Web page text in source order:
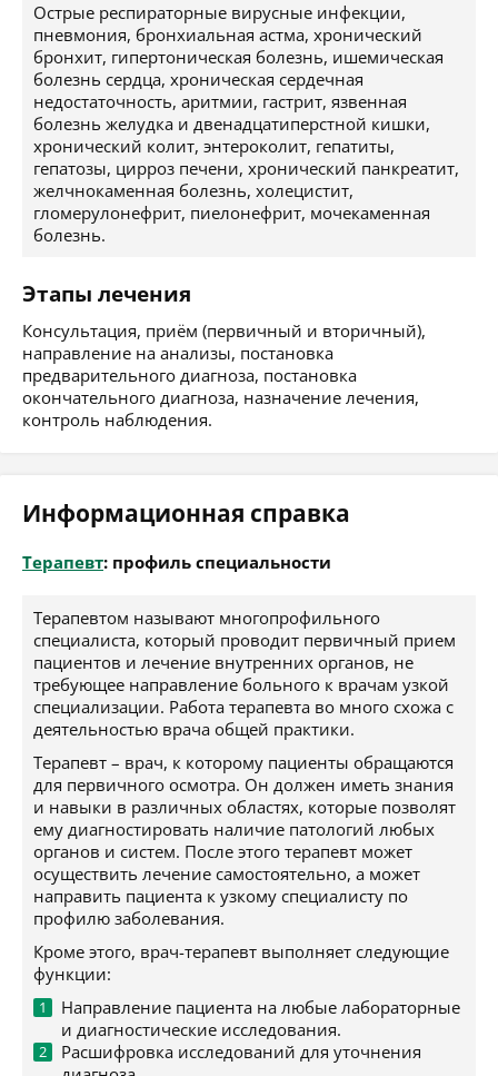
Острые респираторные вирусные инфекции,
пневмония, бронхиальная астма, хронический
бронхит, гипертоническая болезнь, ишемическая
болезнь сердца, хроническая сердечная
недостаточность, аритмии, гастрит, язвенная
болезнь желудка и двенадцатиперстной кишки,
хронический колит, энтероколит, гепатиты,
гепатозы, цирроз печени, хронический панкреатит,
желчнокаменная болезнь, холецистит,
гломерулонефрит, пиелонефрит, мочекаменная
болезнь.
Этапы лечения
Консультация, приём (первичный и вторичный),
направление на анализы, постановка
предварительного диагноза, постановка
окончательного диагноза, назначение лечения,
контроль наблюдения.
Информационная справка
Терапевт: профиль специальности
Терапевтом называют многопрофильного
специалиста, который проводит первичный прием
пациентов и лечение внутренних органов, не
требующее направление больного к врачам узкой
специализации. Работа терапевта во много схожа с
деятельностью врача общей практики.
Терапевт – врач, к которому пациенты обращаются
для первичного осмотра. Он должен иметь знания
и навыки в различных областях, которые позволят
ему диагностировать наличие патологий любых
органов и систем. После этого терапевт может
осуществить лечение самостоятельно, а может
направить пациента к узкому специалисту по
профилю заболевания.
Кроме этого, врач-терапевт выполняет следующие
функции:
Направление пациента на любые лабораторные
и диагностические исследования.
Расшифровка исследований для уточнения